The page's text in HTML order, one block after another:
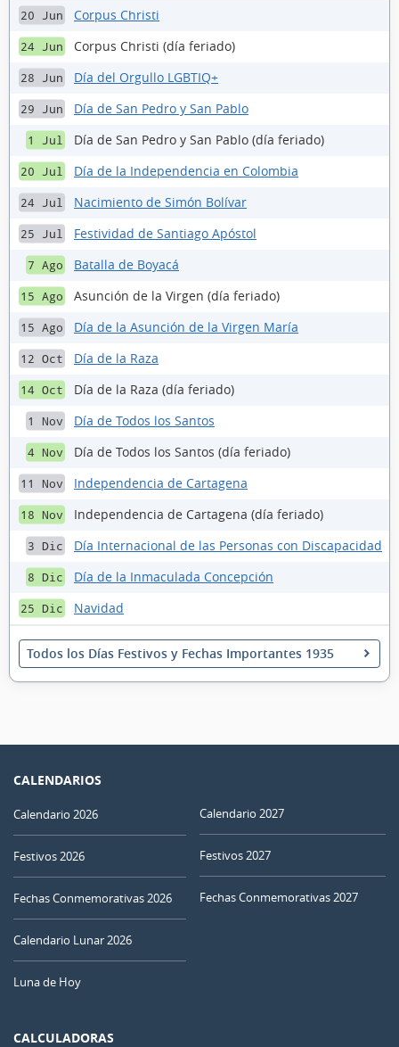
20 Jun Corpus Christi
24 Jun Corpus Christi (día feriado)
28 Jun Día del Orgullo LGBTIQ+
29 Jun Día de San Pedro y San Pablo
1 Jul Día de San Pedro y San Pablo (día feriado)
20 Jul Día de la Independencia en Colombia
24 Jul Nacimiento de Simón Bolívar
25 Jul Festividad de Santiago Apóstol
7 Ago Batalla de Boyacá
15 Ago Asunción de la Virgen (día feriado)
15 Ago Día de la Asunción de la Virgen María
12 Oct Día de la Raza
14 Oct Día de la Raza (día feriado)
1 Nov Día de Todos los Santos
4 Nov Día de Todos los Santos (día feriado)
11 Nov Independencia de Cartagena
18 Nov Independencia de Cartagena (día feriado)
3 Dic Día Internacional de las Personas con Discapacidad
8 Dic Día de la Inmaculada Concepción
25 Dic Navidad
Todos los Días Festivos y Fechas Importantes 1935
CALENDARIOS
Calendario 2026
Festivos 2026
Fechas Conmemorativas 2026
Calendario Lunar 2026
Luna de Hoy
Calendario 2027
Festivos 2027
Fechas Conmemorativas 2027
CALCULADORAS